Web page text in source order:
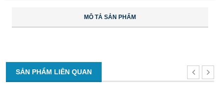
MÔ TẢ SẢN PHẨM
SẢN PHẨM LIÊN QUAN